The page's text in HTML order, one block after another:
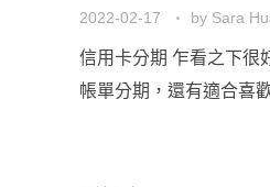
2022-02-17 by Sara
信用卡分期 乍看之下很
帳單分期，還有適合喜